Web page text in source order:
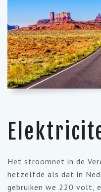
Het stroomnet in de
hetzelfde als dat in
gebruiken we 220 volt,